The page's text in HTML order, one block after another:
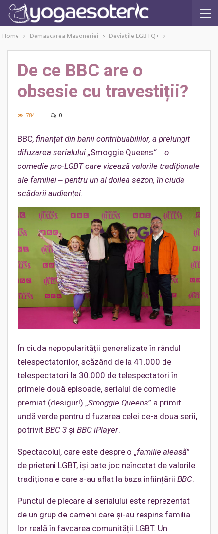
Home Demascarea Masoneriei Deviațiile LGBTQ+
De ce BBC are o
obsesie cu travestiții?
784 0
BBC, finanțat din banii contribuabililor, a prelungit
difuzarea serialului „Smoggie Queens”‒ o
comedie pro-LGBT care vizează valorile tradiționale
ale familiei ‒ pentru un al doilea sezon, în ciuda
scăderii audienței.
În ciuda nepopularității generalizate în rândul
telespectatorilor, scăzând de la 41.000 de
telespectatori la 30.000 de telespectatori în
primele două episoade, serialul de comedie
premiat (desigur!) „Smoggie Queens” a primit
undă verde pentru difuzarea celei de-a doua serii,
potrivit BBC 3 și BBC iPlayer.
Spectacolul, care este despre o „familie aleasă”
de prieteni LGBT, își bate joc neîncetat de valorile
tradiționale care s-au aflat la baza înființării BBC.
Punctul de plecare al serialului este reprezentat
de un grup de oameni care și-au respins familia
lor reală în favoarea comunității LGBT. Un